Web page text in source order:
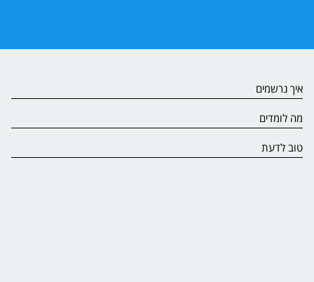
איך נרשמים
מה לומדים
טוב לדעת